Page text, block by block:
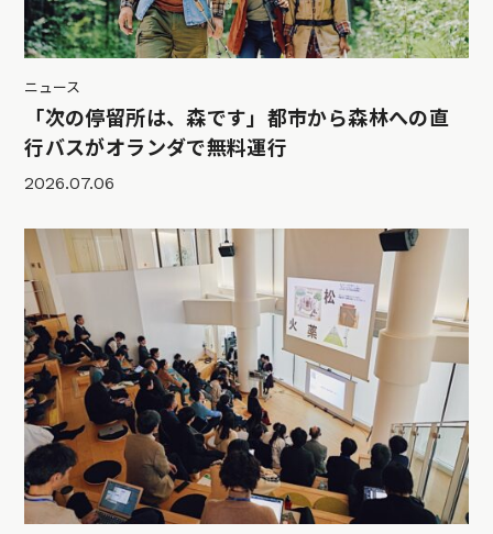
ニュース
「次の停留所は、森です」都市から森林への直
行バスがオランダで無料運行
2026.07.06